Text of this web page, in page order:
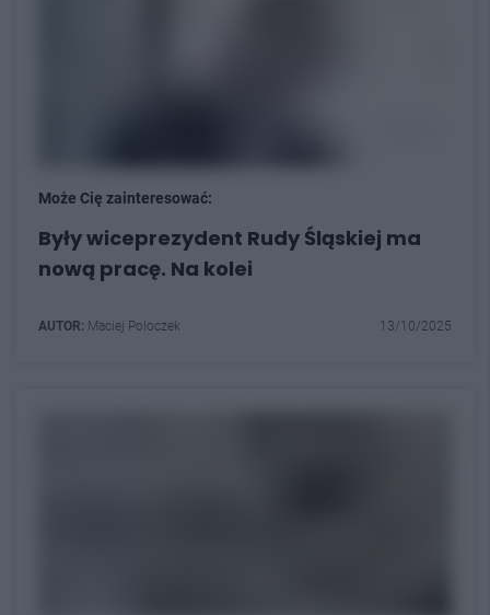
Może Cię zainteresować:
Były wiceprezydent Rudy Śląskiej ma
nową pracę. Na kolei
AUTOR: Maciej Poloczek 13/10/2025